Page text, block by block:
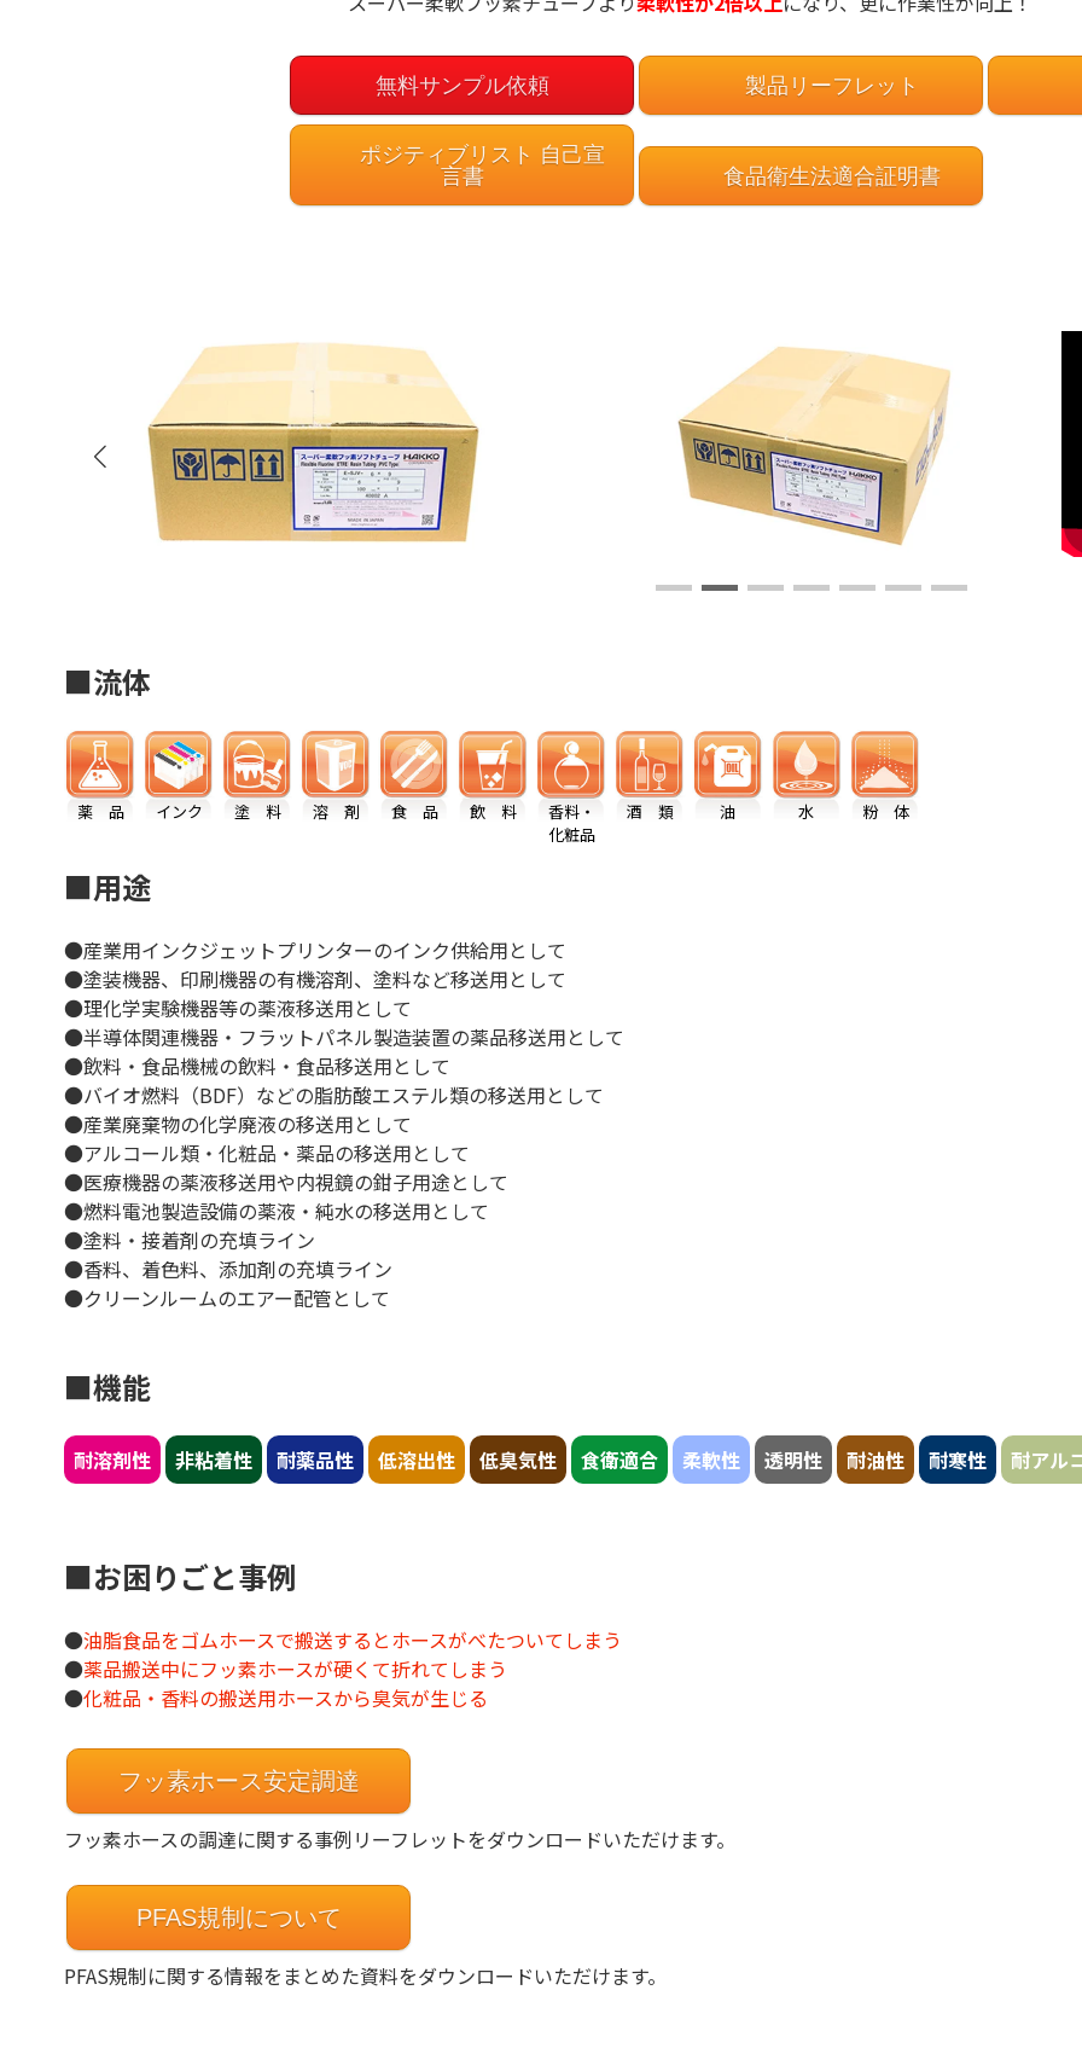
無料サンプル依頼 製品リーフレット
ポジティブリスト 自己宣
言書
食品衛生法適合証明書
■流体
薬 品 インク 塗 料 溶 剤 食 品 飲 料
香料・
化粧品
酒 類 油 水 粉 体
■用途
●産業用インクジェットプリンターのインク供給用として
●塗装機器、印刷機器の有機溶剤、塗料など移送用として
●理化学実験機器等の薬液移送用として
●半導体関連機器・フラットパネル製造装置の薬品移送用として
●飲料・食品機械の飲料・食品移送用として
●バイオ燃料（BDF）などの脂肪酸エステル類の移送用として
●産業廃棄物の化学廃液の移送用として
●アルコール類・化粧品・薬品の移送用として
●医療機器の薬液移送用や内視鏡の鉗子用途として
●燃料電池製造設備の薬液・純水の移送用として
●塗料・接着剤の充填ライン
●香料、着色料、添加剤の充填ライン
●クリーンルームのエアー配管として
■機能
耐溶剤性 非粘着性 耐薬品性 低溶出性 低臭気性 食衛適合 柔軟性 透明性 耐油性 耐寒性 耐アル
■お困りごと事例
●油脂食品をゴムホースで搬送するとホースがべたついてしまう
●薬品搬送中にフッ素ホースが硬くて折れてしまう
●化粧品・香料の搬送用ホースから臭気が生じる
フッ素ホース安定調達
フッ素ホースの調達に関する事例リーフレットをダウンロードいただけます。
PFAS規制について
PFAS規制に関する情報をまとめた資料をダウンロードいただけます。